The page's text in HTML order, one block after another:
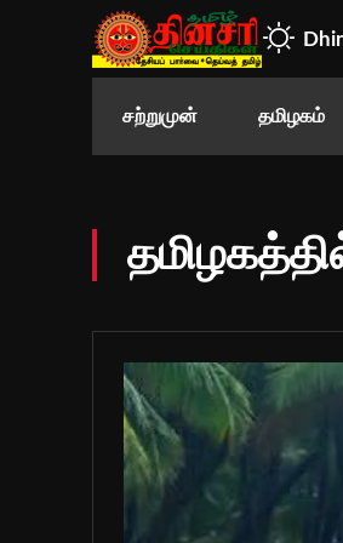
சற்றுமுன் தமிழகம்